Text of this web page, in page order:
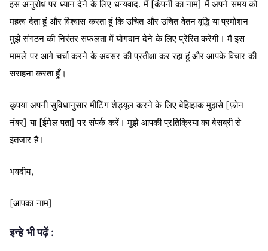
इस अनुरोध पर ध्यान देने के लिए धन्यवाद. मैं [कंपनी का नाम] में अपने समय को
महत्व देता हूं और विश्वास करता हूं कि उचित और उचित वेतन वृद्धि या प्रमोशन
मुझे संगठन की निरंतर सफलता में योगदान देने के लिए प्रेरित करेगी। मैं इस
मामले पर आगे चर्चा करने के अवसर की प्रतीक्षा कर रहा हूं और आपके विचार की
सराहना करता हूँ।
कृपया अपनी सुविधानुसार मीटिंग शेड्यूल करने के लिए बेझिझक मुझसे [फ़ोन
नंबर] या [ईमेल पता] पर संपर्क करें। मुझे आपकी प्रतिक्रिया का बेसब्री से
इंतजार है।
भवदीय,
[आपका नाम]
इन्हे भी पढ़ें :